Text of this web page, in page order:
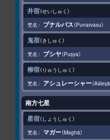
井宿 せいしゅく
プナルバス Punarvasu
鬼宿 きしゅく
プシヤ Puṣya
柳宿 りゅうしゅく
アシュレーシャー Aśleṣā
南方七星
星宿 しょうしゅく
マガー Maghā